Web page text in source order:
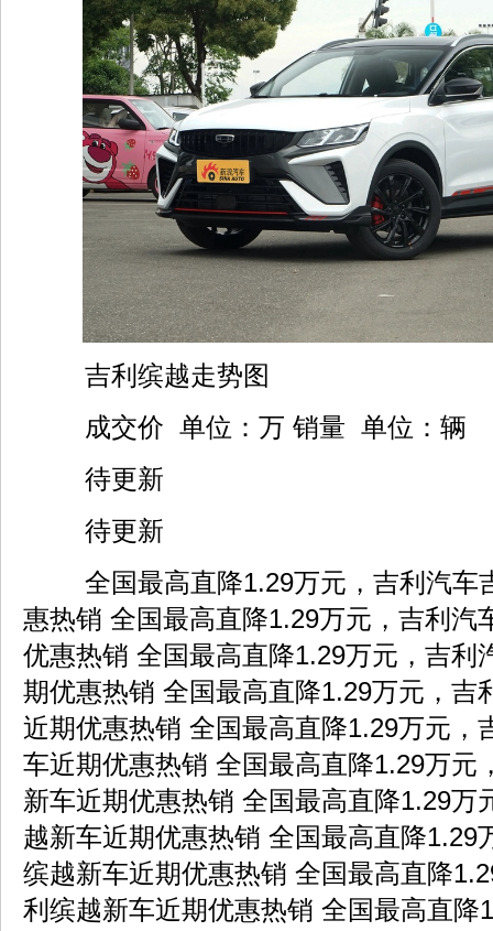
吉利缤越走势图
成交价 单位：万 销量 单位：辆
待更新
待更新
全国最高直降1.29万元，吉利汽车
惠热销 全国最高直降1.29万元，吉利汽
优惠热销 全国最高直降1.29万元，吉利
期优惠热销 全国最高直降1.29万元，吉
近期优惠热销 全国最高直降1.29万元，
车近期优惠热销 全国最高直降1.29万元
新车近期优惠热销 全国最高直降1.29万
越新车近期优惠热销 全国最高直降1.29
缤越新车近期优惠热销 全国最高直降
利缤越新车近期优惠热销 全国最高直降